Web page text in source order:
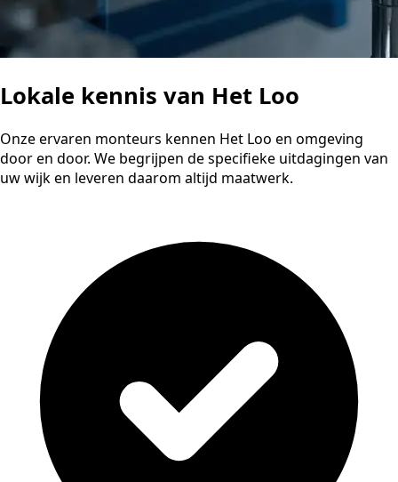
Lokale kennis van Het Loo
Onze ervaren monteurs kennen Het Loo en omgeving
door en door. We begrijpen de specifieke uitdagingen van
uw wijk en leveren daarom altijd maatwerk.